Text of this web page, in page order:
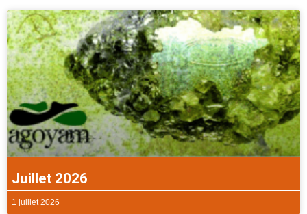
Juillet 2026
1 juillet 2026